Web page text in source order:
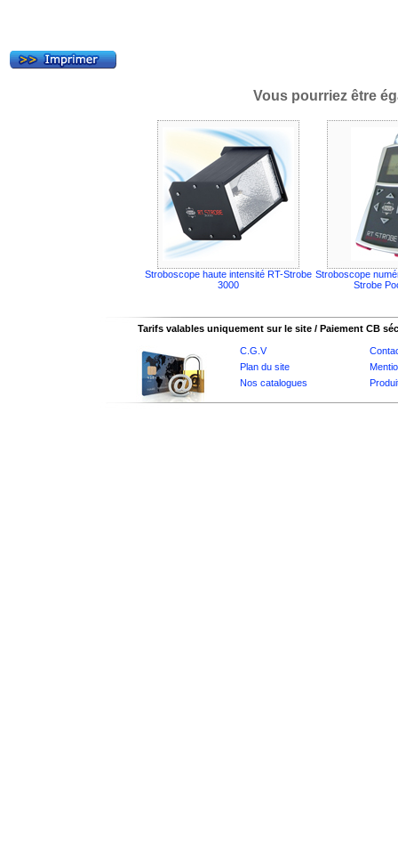
Vous pourriez être
Stroboscope haute intensité RT-Strobe
3000
Stroboscope
Strobe
Tarifs valables uniquement sur le site / Paiement CB
C.G.V
Plan du site
Nos catalogues